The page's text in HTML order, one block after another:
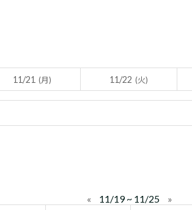
11/21 (月) 11/22 (火)
« 11/19 ~ 11/25 »